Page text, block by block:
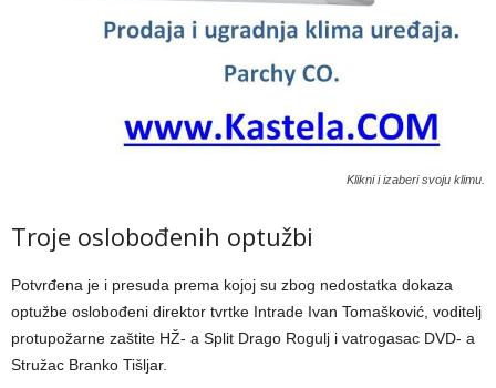
Klikni i izaberi svoju klimu.
Troje oslobođenih optužbi
Potvrđena je i presuda prema kojoj su zbog nedostatka dokaza
optužbe oslobođeni direktor tvrtke Intrade Ivan Tomašković, voditelj
protupožarne zaštite HŽ- a Split Drago Rogulj i vatrogasac DVD- a
Stružac Branko Tišljar.